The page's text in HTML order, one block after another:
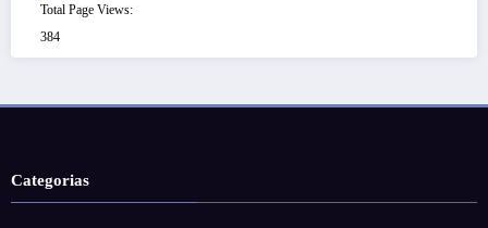
Total Page Views:
384
Categorias